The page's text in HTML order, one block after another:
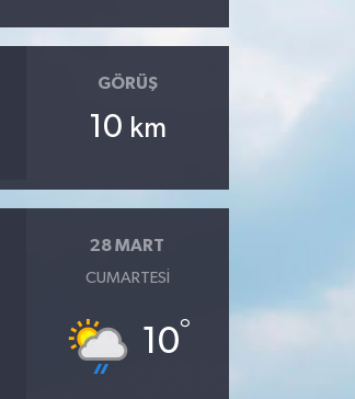
GÖRÜŞ
10 km
28 MART
CUMARTESI
10°